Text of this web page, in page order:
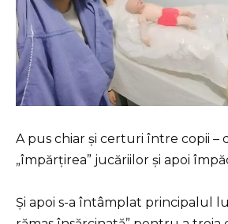
A pus chiar și certuri între copii –
„împărțirea” jucăriilor și apoi
Și apoi s-a întâmplat principalul